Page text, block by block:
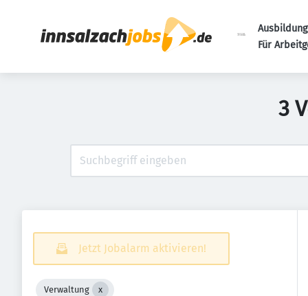
Für
3
Jetzt Jobalarm aktivieren!
Verwaltung